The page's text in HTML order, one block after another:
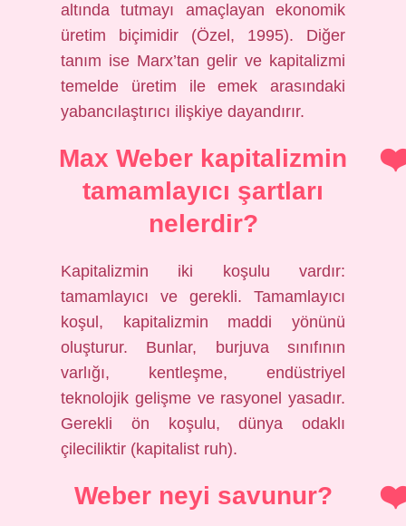
altında tutmayı amaçlayan ekonomik
üretim biçimidir (Özel, 1995). Diğer
tanım ise Marx’tan gelir ve kapitalizmi
temelde üretim ile emek arasındaki
yabancılaştırıcı ilişkiye dayandırır.
Max Weber kapitalizmin
tamamlayıcı şartları
nelerdir?
Kapitalizmin iki koşulu vardır:
tamamlayıcı ve gerekli. Tamamlayıcı
koşul, kapitalizmin maddi yönünü
oluşturur. Bunlar, burjuva sınıfının
varlığı, kentleşme, endüstriyel
teknolojik gelişme ve rasyonel yasadır.
Gerekli ön koşulu, dünya odaklı
çileciliktir (kapitalist ruh).
Weber neyi savunur?